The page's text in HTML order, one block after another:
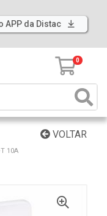
APP da Distac
0
VOLTAR
10A